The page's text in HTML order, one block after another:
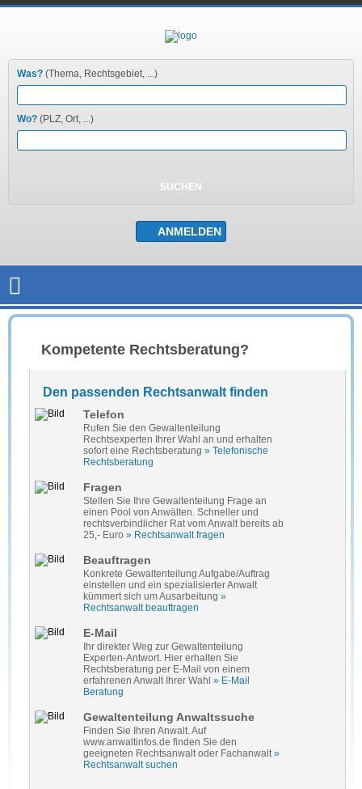
Was? (Thema, Rechtsgebiet, ...)
Wo? (PLZ, Ort, ...)
Kompetente Rechtsberatung?
Den passenden Rechtsanwalt finden
Telefon
Rufen Sie den Gewaltenteilung
Rechtsexperten Ihrer Wahl an und erhalten
sofort eine Rechtsberatung » Telefonische
Rechtsberatung
Fragen
Stellen Sie Ihre Gewaltenteilung Frage an
einen Pool von Anwälten. Schneller und
rechtsverbindlicher Rat vom Anwalt bereits ab
25,- Euro » Rechtsanwalt fragen
Beauftragen
Konkrete Gewaltenteilung Aufgabe/Auftrag
einstellen und ein spezialisierter Anwalt
kümmert sich um Ausarbeitung »
Rechtsanwalt beauftragen
E-Mail
Ihr direkter Weg zur Gewaltenteilung
Experten-Antwort. Hier erhalten Sie
Rechtsberatung per E-Mail von einem
erfahrenen Anwalt Ihrer Wahl » E-Mail
Beratung
Gewaltenteilung Anwaltssuche
Finden Sie Ihren Anwalt. Auf
www.anwaltinfos.de finden Sie den
geeigneten Rechtsanwalt oder Fachanwalt»
Rechtsanwalt suchen